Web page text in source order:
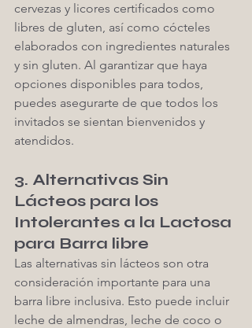
cervezas y licores certificados como
libres de gluten, así como cócteles
elaborados con ingredientes naturales
y sin gluten. Al garantizar que haya
opciones disponibles para todos,
puedes asegurarte de que todos los
invitados se sientan bienvenidos y
atendidos.
3. Alternativas Sin
Lácteos para los
Intolerantes a la Lactosa
para Barra libre
Las alternativas sin lácteos son otra
consideración importante para una
barra libre inclusiva. Esto puede incluir
leche de almendras, leche de coco o